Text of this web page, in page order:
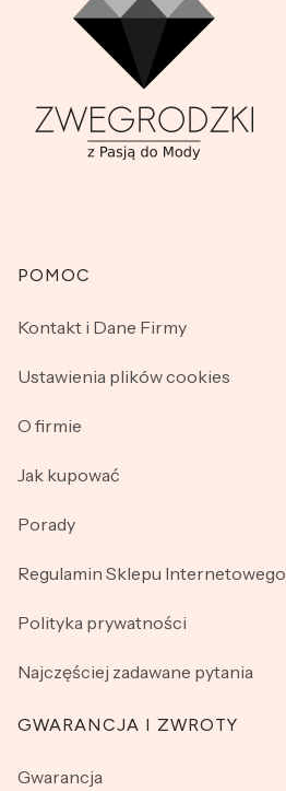
Linki w stopce
POMOC
Kontakt i Dane Firmy
Ustawienia plików cookies
O firmie
Jak kupować
Porady
Regulamin Sklepu Internetowego
Polityka prywatności
Najczęściej zadawane pytania
GWARANCJA I ZWROTY
Gwarancja